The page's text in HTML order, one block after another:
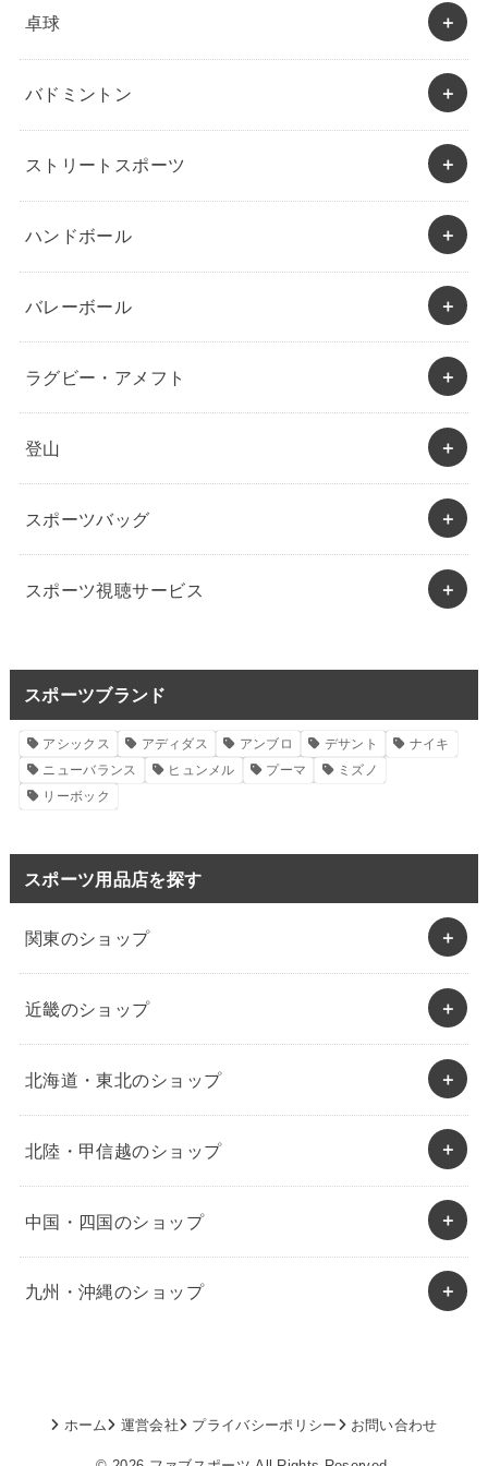
卓球
バドミントン
ストリートスポーツ
ハンドボール
バレーボール
ラグビー・アメフト
登山
スポーツバッグ
スポーツ視聴サービス
スポーツブランド
アシックス アディダス アンブロ デサント
ナイキ
ニューバランス
ヒュンメル プーマ
ミズノ
リーボック
スポーツ用品店を探す
関東のショップ
近畿のショップ
北海道・東北のショップ
北陸・甲信越のショップ
中国・四国のショップ
九州・沖縄のショップ
ホーム 運営会社 プライバシーポリシー お問い合わせ